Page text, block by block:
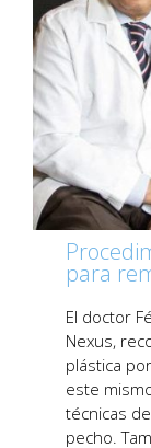
para
El doctor
Nexus,
plástica
este
técnicas
pecho.